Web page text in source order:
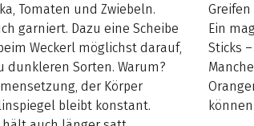
Tomaten und Zwiebeln.
garniert. Dazu eine Scheibe
Weckerl möglichst darauf,
dunkleren Sorten. Warum?
der Körper
bleibt konstant.
Ein
Sticks